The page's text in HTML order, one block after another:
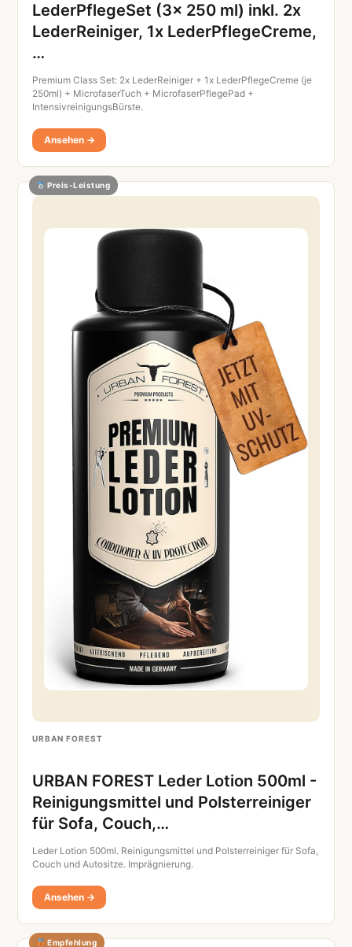
LederPflegeSet (3x 250 ml) inkl. 2x
LederReiniger, 1x LederPflegeCreme,
…
Premium Class Set: 2x LederReiniger + 1x LederPflegeCreme (je
250ml) + MicrofaserTuch + MicrofaserPflegePad +
IntensivreinigungsBürste.
Ansehen →
Preis-Leistung
URBAN FOREST
URBAN FOREST Leder Lotion 500ml -
Reinigungsmittel und Polsterreiniger
für Sofa, Couch,…
Leder Lotion 500ml. Reinigungsmittel und Polsterreiniger für Sofa,
Couch und Autositze. Imprägnierung.
Ansehen →
Empfehlung